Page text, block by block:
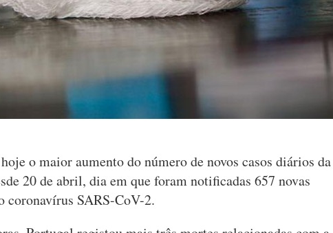
o maior aumento do número de novos casos diários da
20 de abril, dia em que foram notificadas 657 novas
coronavírus SARS-CoV-2.